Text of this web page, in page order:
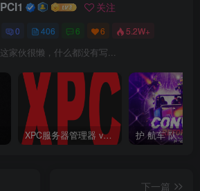
PCI1 关注
0 406 6 6 5.2W+
这家伙很懒，什么都没有写...
XPC服务器管理器 v3.6.6.6 终结版 Rust 一键开服工具 护 航车 队
下一篇